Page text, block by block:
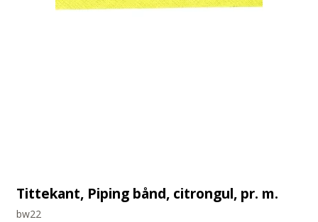
Tittekant, Piping bånd, citrongul, pr. m.
bw22